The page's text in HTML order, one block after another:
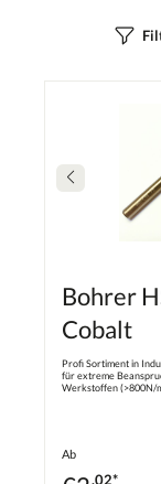
Bohrer
Cobalt
Profi Sortiment in
für extreme
Werkstoffen (>800N/
Ab
.02*